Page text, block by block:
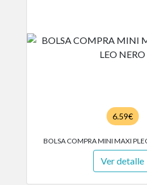
6.59€
BOLSA COMPRA MINI MAXI
Ver detalle